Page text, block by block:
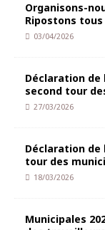
Organisons-
Ripostons
03/04/2026
Déclaration de
second tour
27/03/2026
Déclaration de
tour des
18/03/2026
Municipales